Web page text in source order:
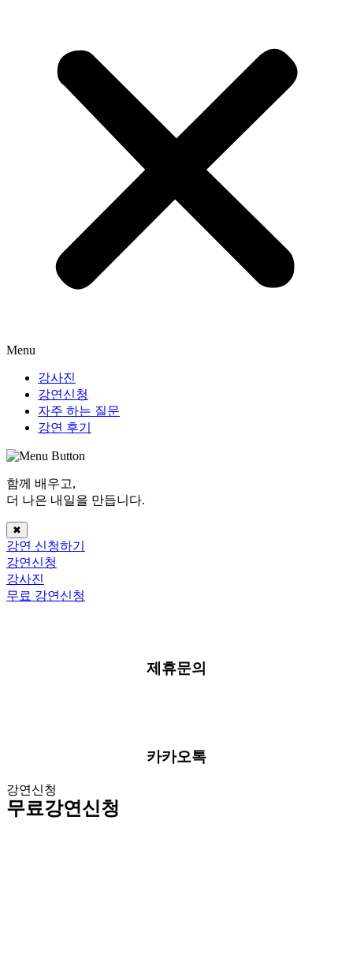
Menu
강사진
강연신청
자주 하는 질문
강연 후기
함께 배우고,
더 나은 내일을 만듭니다.
✖
강연 신청하기
강연신청
강사진
무료 강연신청
제휴문의
카카오톡
강연신청
무료강연신청